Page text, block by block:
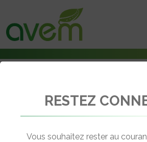
Voitures électriques
RESTEZ
Vous souhaitez rester au